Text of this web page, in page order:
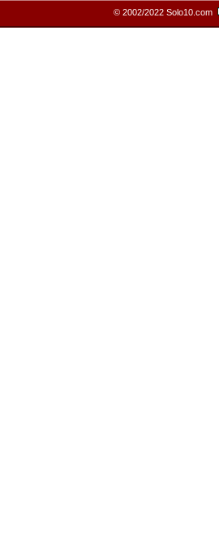
© 2002/2022 Solo10.com